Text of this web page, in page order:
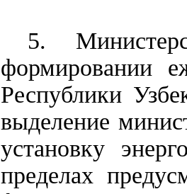
5.
формировании
Республики
выделение
установку
пределах